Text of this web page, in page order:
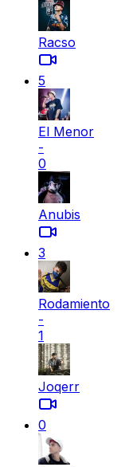
Racso
5
El Menor
-
0
Anubis
3
Rodamiento
-
1
Joqerr
0